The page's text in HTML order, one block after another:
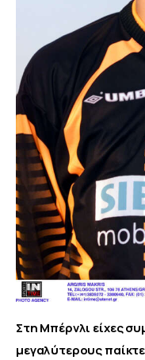
Στη Μπέρνλι είχες
μεγαλύτερους